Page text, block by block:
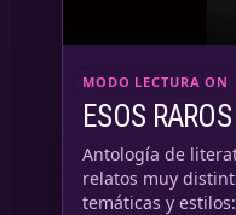
MODO LECTURA ON
ESOS
Antología de
relatos muy
temáticas y